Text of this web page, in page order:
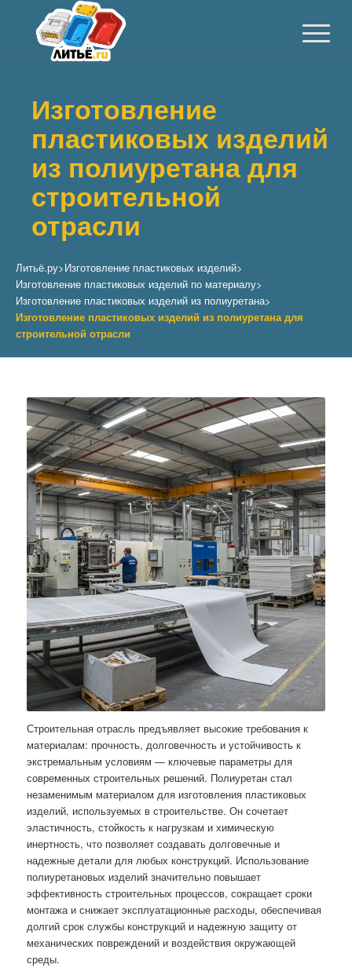
Изготовление
пластиковых изделий
из полиуретана для
строительной
отрасли
Литьё.ру>Изготовление пластиковых изделий>
Изготовление пластиковых изделий по материалу>
Изготовление пластиковых изделий из полиуретана>
Изготовление пластиковых изделий из полиуретана для
строительной отрасли
Строительная отрасль предъявляет высокие требования к
материалам: прочность, долговечность и устойчивость к
экстремальным условиям — ключевые параметры для
современных строительных решений. Полиуретан стал
незаменимым материалом для изготовления пластиковых
изделий, используемых в строительстве. Он сочетает
эластичность, стойкость к нагрузкам и химическую
инертность, что позволяет создавать долговечные и
надежные детали для любых конструкций. Использование
полиуретановых изделий значительно повышает
эффективность строительных процессов, сокращает сроки
монтажа и снижает эксплуатационные расходы, обеспечивая
долгий срок службы конструкций и надежную защиту от
механических повреждений и воздействия окружающей
среды.